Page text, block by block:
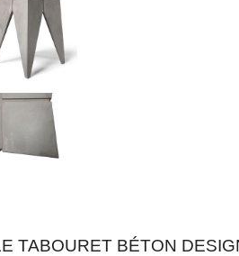
TABOURET BÉTON